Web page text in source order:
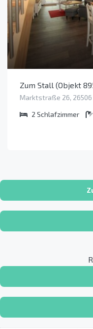
Zum Stall (Objekt
Marktstraße 26,
2 Schlafzimmer